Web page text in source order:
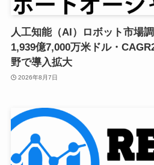
人工知能（AI）ロボット市場
1,939億7,000万米ドル・
野で導入拡大
2026年8月7日